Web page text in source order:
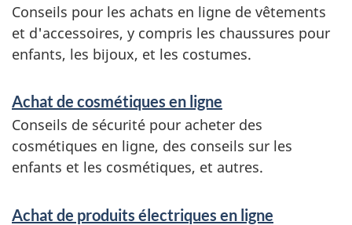
Conseils pour les achats en ligne de vêtements
et d'accessoires, y compris les chaussures pour
enfants, les bijoux, et les costumes.
Achat de cosmétiques en ligne
Conseils de sécurité pour acheter des
cosmétiques en ligne, des conseils sur les
enfants et les cosmétiques, et autres.
Achat de produits électriques en ligne